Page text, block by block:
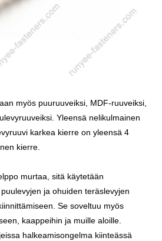
myös puuruuveiksi, MDF-ruuveiksi,
Yleensä nelikulmainen
karkea kierre on yleensä 4
kierre.
murtaa, sitä käytetään
ja ohuiden teräslevyjen
Se soveltuu myös
kaappeihin ja muille aloille.
halkeamisongelma kiinteässä